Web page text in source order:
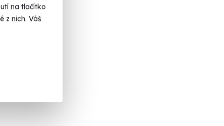
na tlačítko
z nich. Váš